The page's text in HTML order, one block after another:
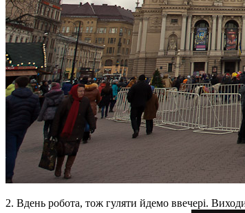
2. Вдень робота, тож гуляти йдемо ввечері.